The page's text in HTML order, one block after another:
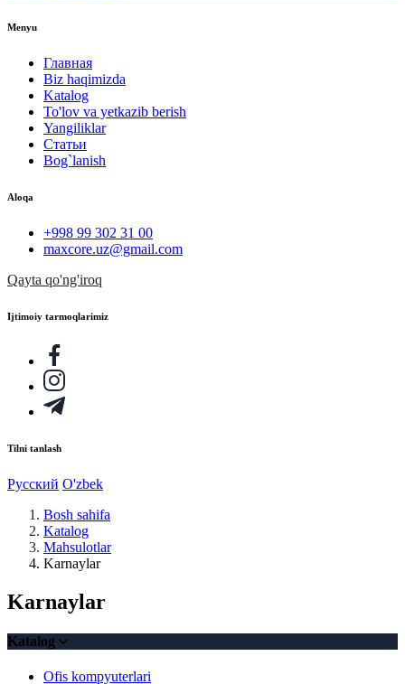
Menyu
Главная
Biz haqimizda
Katalog
To'lov va yetkazib berish
Yangiliklar
Статьи
Bog`lanish
Aloqa
+998 99 302 31 00
maxcore.uz@gmail.com
Qayta qo'ng'iroq
Ijtimoiy tarmoqlarimiz
Tilni tanlash
Русский O'zbek
Bosh sahifa
Katalog
Mahsulotlar
Karnaylar
Karnaylar
Katalog
Ofis kompyuterlari